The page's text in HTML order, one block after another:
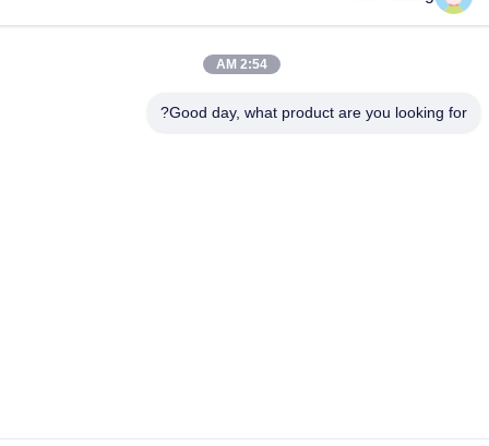
2:54 AM
Good day, what product are you looking for?